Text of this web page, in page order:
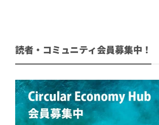
読者・コミュニティ会員募集中！